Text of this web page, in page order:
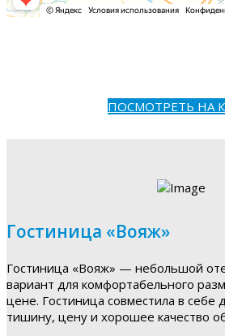
ПОСМОТРЕТЬ НА
Гостиница «Вояж»
Гостиница «Вояж» — небольшой
вариант для комфортабельного
цене. Гостиница совместила в
тишину, цену и хорошее качество